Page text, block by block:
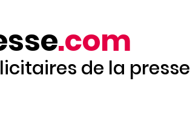
.com
de la presse